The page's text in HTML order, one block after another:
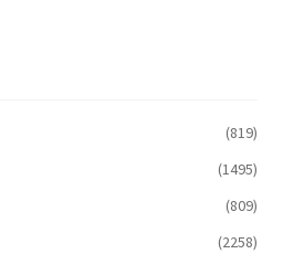
(819)
(1495)
(809)
(2258)